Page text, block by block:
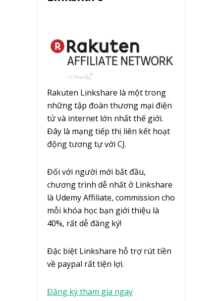
Rakuten Linkshare là một trong
những tập đoàn thương mại điện
tử và internet lớn nhất thế giới.
Đây là mạng tiếp thị liên kết hoạt
động tương tự với CJ.
Đối với người mới bắt đầu,
chương trình dễ nhất ở Linkshare
là Udemy Affiliate, commission cho
mỗi khóa học bạn giới thiệu là
40%, rất dễ đăng ký!
Đặc biệt Linkshare hỗ trợ rút tiền
về paypal rất tiện lợi.
Đăng ký tham gia ngay